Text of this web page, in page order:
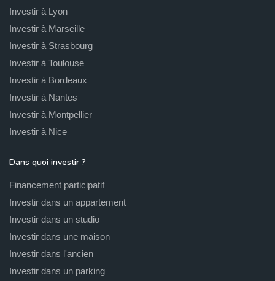
Investir à Lyon
Investir à Marseille
Investir à Strasbourg
Investir à Toulouse
Investir à Bordeaux
Investir à Nantes
Investir à Montpellier
Investir à Nice
Dans quoi investir ?
Financement participatif
Investir dans un appartement
Investir dans un studio
Investir dans une maison
Investir dans l'ancien
Investir dans un parking